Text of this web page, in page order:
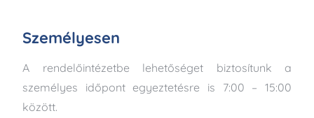
Személyesen
A rendelőintézetbe lehetőséget biztosítunk a
személyes időpont egyeztetésre is 7:00 – 15:00
között.